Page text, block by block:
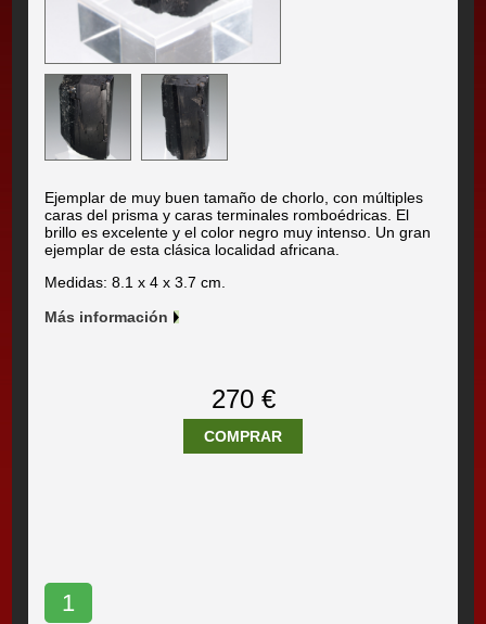
Ejemplar de muy buen tamaño de chorlo, con múltiples
caras del prisma y caras terminales romboédricas. El
brillo es excelente y el color negro muy intenso. Un gran
ejemplar de esta clásica localidad africana.
Medidas: 8.1 x 4 x 3.7 cm.
Más información
270 €
COMPRAR
1